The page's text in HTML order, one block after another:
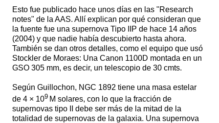
Esto fue publicado hace unos días en las "Research
notes" de la AAS. Allí explican por qué consideran que
la fuente fue una supernova Tipo IIP de hace 14 años
(2004) y que nadie había descubierto hasta ahora.
También se dan otros detalles, como el equipo que usó
Stockler de Moraes: Una Canon 1100D montada en un
GSO 305 mm, es decir, un telescopio de 30 cmts.
Según Guillochon, NGC 1892 tiene una masa estelar
de 4 × 109 M solares, con lo que la fracción de
supernovas tipo II debe ser más de la mitad de la
totalidad de supernovas de la galaxia. Una supernova